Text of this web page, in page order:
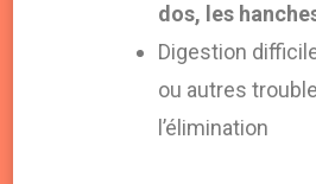
dos, les
Digestion
ou autres
l’élimination